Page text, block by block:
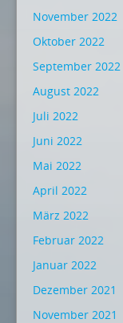
November 2022
Oktober 2022
September 2022
August 2022
Juli 2022
Juni 2022
Mai 2022
April 2022
März 2022
Februar 2022
Januar 2022
Dezember 2021
November 2021